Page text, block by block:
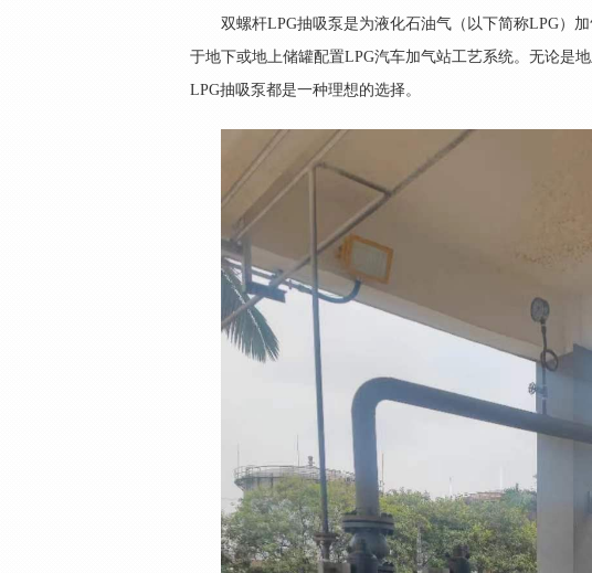
双螺杆LPG抽吸泵是为液化石油气（以下简称LPG）
于地下或地上储罐配置LPG汽车加气站工艺系统。无论是
LPG抽吸泵都是一种理想的选择。